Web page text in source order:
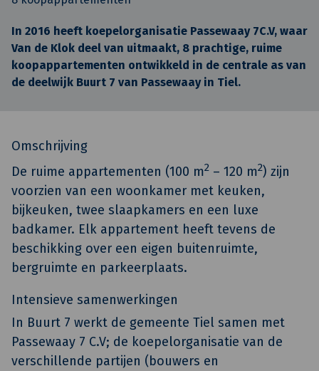
In 2016 heeft koepelorganisatie Passewaay 7C.V, waar
Van de Klok deel van uitmaakt, 8 prachtige, ruime
koopappartementen ontwikkeld in de centrale as van
de deelwijk Buurt 7 van Passewaay in Tiel.
Omschrijving
De ruime appartementen (100 m2 – 120 m2) zijn
voorzien van een woonkamer met keuken,
bijkeuken, twee slaapkamers en een luxe
badkamer. Elk appartement heeft tevens de
beschikking over een eigen buitenruimte,
bergruimte en parkeerplaats.
Intensieve samenwerkingen
In Buurt 7 werkt de gemeente Tiel samen met
Passewaay 7 C.V; de koepelorganisatie van de
verschillende partijen (bouwers en